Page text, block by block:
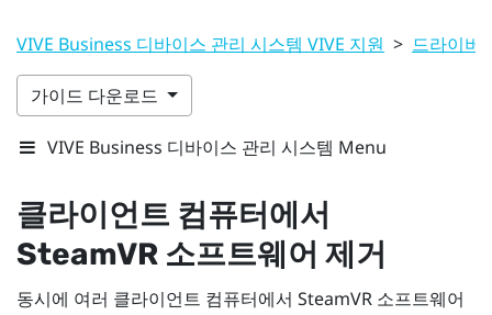
VIVE Business 디바이스 관리 시스템 VIVE 지원 > 드라이버
가이드 다운로드
VIVE Business 디바이스 관리 시스템 Menu
클라이언트 컴퓨터에서
SteamVR 소프트웨어 제거
동시에 여러 클라이언트 컴퓨터에서 SteamVR 소프트웨어